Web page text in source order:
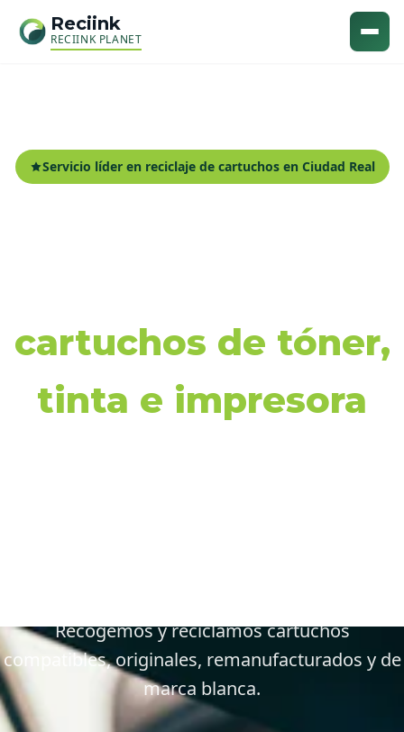
Reciink
RECIINK PLANET
Servicio líder en reciclaje de cartuchos en Ciudad Real
cartuchos de tóner,
tinta e impresora
Recogemos y reciclamos cartuchos
compatibles, originales, remanufacturados y de
marca blanca.